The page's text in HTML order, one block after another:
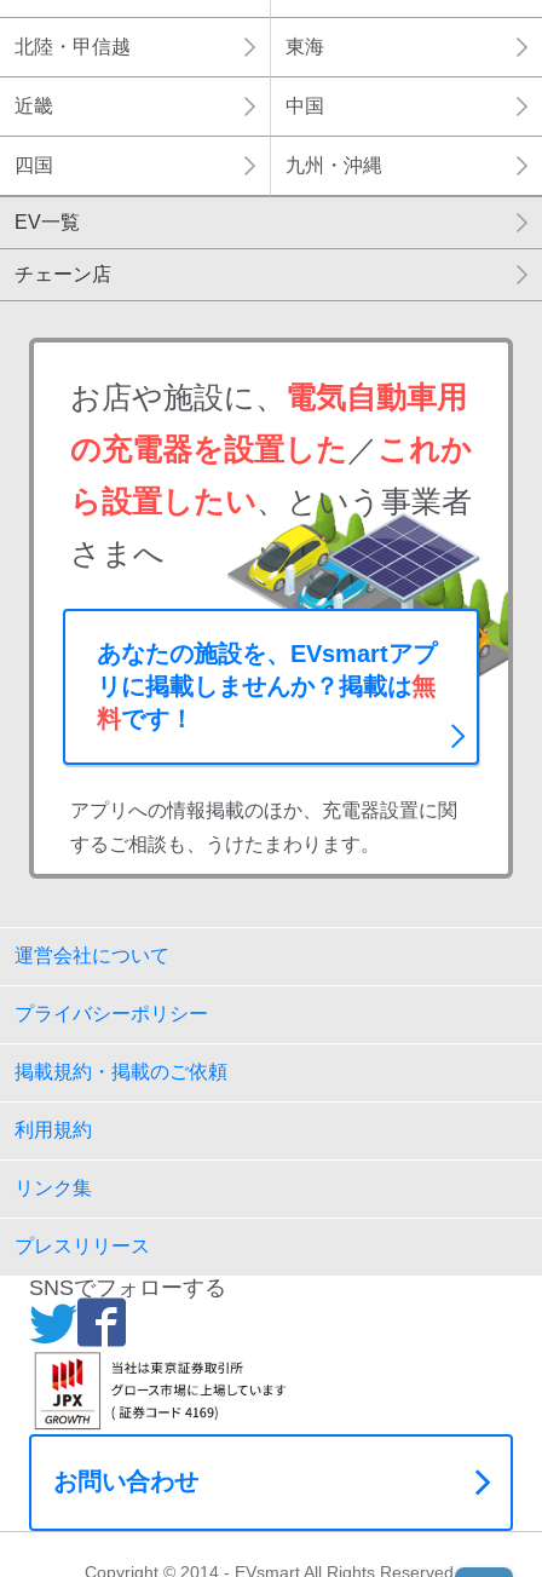
北陸・甲信越 東海
近畿 中国
四国 九州・沖縄
EV一覧
チェーン店
お店や施設に、 電気自動車用
の充電器を設置した ／ これか
ら設置したい、という事業者
さまへ
あなたの施設を、EVsmartアプ
リに掲載しませんか？掲載は無
料です！
アプリへの情報掲載のほか、充電器設置に関
するご相談も、うけたまわります。
運営会社について
プライバシーポリシー
掲載規約・掲載のご依頼
利用規約
リンク集
プレスリリース
SNSでフォローする
お問い合わせ
Copyright © 2014 - EVsmart All Rights Reserved.